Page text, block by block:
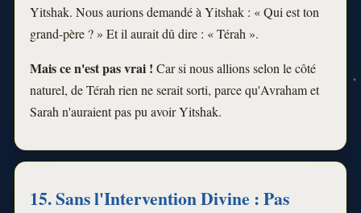
Yitshak. Nous aurions demandé à Yitshak : « Qui est ton
grand-père ? » Et il aurait dû dire : « Térah ».
Mais ce n'est pas vrai ! Car si nous allions selon le côté
naturel, de Térah rien ne serait sorti, parce qu'Avraham et
Sarah n'auraient pas pu avoir Yitshak.
15. Sans l'Intervention Divine : Pas